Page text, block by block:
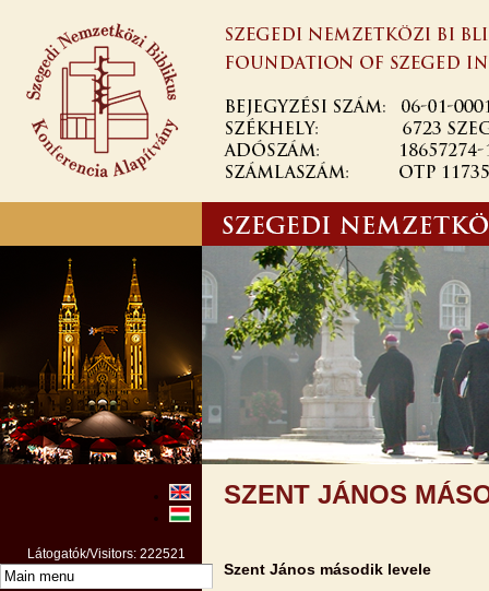
SZENT JÁNOS
Szent János második levele
Látogatók/Visitors: 222521